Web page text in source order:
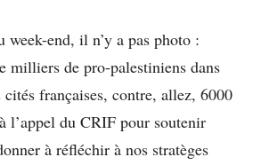
end, il n’y a pas photo :
milliers de pro-palestiniens dans
cités françaises, contre, allez, 6000
l’appel du CRIF pour soutenir
à réfléchir à nos stratèges